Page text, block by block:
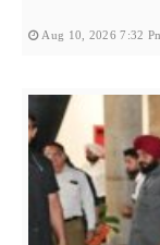
Aug 10, 2026 7:32